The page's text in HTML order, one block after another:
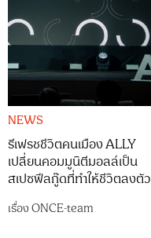
NEWS
รีเฟรชชีวิตคนเมือง ALLY
เปลี่ยนคอมมูนิตีมอลล์เป็น
สเปซฟีลกู๊ดที่ทำให้ชีวิตลงตัว
เรื่องONCE-team